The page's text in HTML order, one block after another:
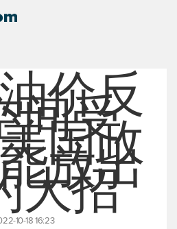
价反
间受
国政
放出
大招
10-18 16:23